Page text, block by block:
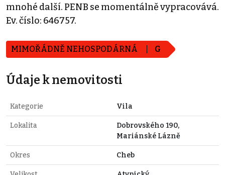
mnohé další. PENB se momentálně vypracovává.
Ev. číslo: 646757.
MIMOŘÁDNĚ NEHOSPODÁRNÁ G
Údaje k nemovitosti
Kategorie Vila
Lokalita
Dobrovského 190,
Mariánské Lázně
Okres Cheb